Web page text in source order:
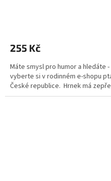
255 Kč
Máte smysl pro humor a hledáte
vyberte si v rodinném e-shopu
České republice. Hrnek má